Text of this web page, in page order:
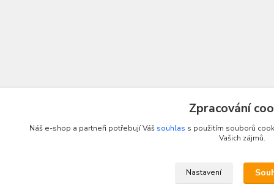
Zpracování
Náš e-shop a partneři potřebují Váš souhlas s použitím souborů
Vašich zájmů.
Nastavení